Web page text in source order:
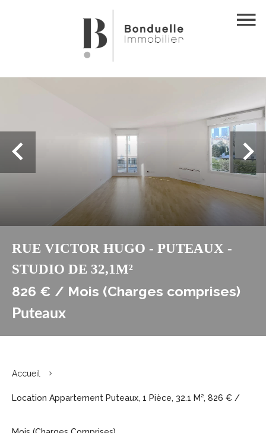
RUE VICTOR HUGO - PUTEAUX -
STUDIO DE 32,1M²
826 € / Mois (Charges comprises)
Puteaux
Accueil
Location Appartement Puteaux, 1 Pièce, 32.1 M², 826 € /